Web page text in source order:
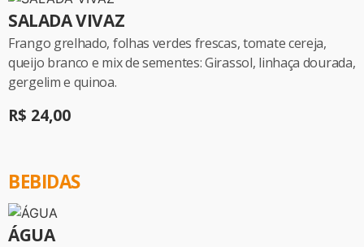
SALADA VIVAZ
Frango grelhado, folhas verdes frescas, tomate cereja,
queijo branco e mix de sementes: Girassol, linhaça dourada,
gergelim e quinoa.
R$ 24,00
BEBIDAS
ÁGUA